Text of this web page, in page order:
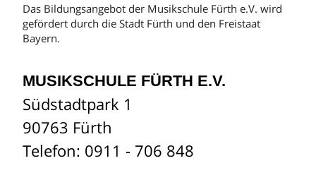
Das Bildungsangebot der Musikschule Fürth e.V. wird
gefördert durch die Stadt Fürth und den Freistaat
Bayern.
MUSIKSCHULE FÜRTH E.V.
Südstadtpark 1
90763 Fürth
Telefon: 0911 - 706 848